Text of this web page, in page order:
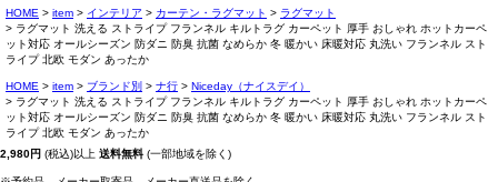
HOME item インテリア カーテン・ラグマット
ラグマット
ラグマット 洗える ストライプ フランネル キルトラグ カーペット 厚手 おしゃれ ホットカーペ
ット対応 オールシーズン 防ダニ 防臭 抗菌 なめらか 冬 暖かい 床暖対応 丸洗い フランネル スト
ライプ 北欧 モダン あったか
HOME item ブランド別 ナ行
Niceday（ナイスデイ）
ラグマット 洗える ストライプ フランネル キルトラグ カーペット 厚手 おしゃれ ホットカーペ
ット対応 オールシーズン 防ダニ 防臭 抗菌 なめらか 冬 暖かい 床暖対応 丸洗い フランネル スト
ライプ 北欧 モダン あったか
2,980円 (税込)以上 送料無料 (一部地域を除く)